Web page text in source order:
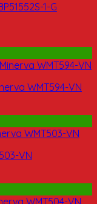
1-G
WMT594-VN
VN